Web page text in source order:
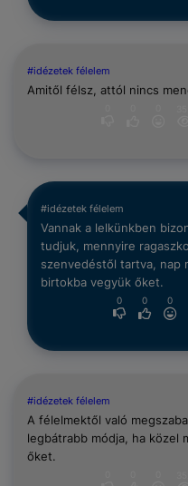
#idézetek félelem
Amitől félsz, attól nincs
#idézetek félelem
Vannak a lelkünkben
tudjuk, mennyire
szenvedéstől tartva, nap
birtokba vegyük őket.
0 0 0
#idézetek félelem
A félelmektől való
legbátrabb módja, ha közel
őket.